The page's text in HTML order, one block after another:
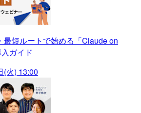
最短ルートで始める「Claude on
ガイド
(火) 13:00